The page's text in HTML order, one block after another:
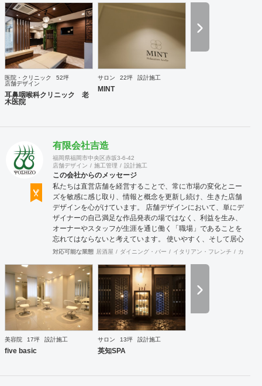
医院・クリニック
52坪
店舗デザイン
耳鼻咽喉科クリニック 老
木医院
サロン 22坪 設計施工
MINT
有限会社吉造
福岡県福岡市中央区赤坂3-6-42
店舗デザイン
施工管理 設計施工
この会社からのメッセージ
私たちは直営店舗を経営することで、常に市場の変化とニー
ズを敏感に感じ取り、情報と概念を更新し続け、生きた店舗
デザインを心がけています。 店舗デザインにおいて、単にデ
ザイナーの自己満足な作品発表の場ではなく、利益を生み、
オーナーやスタッフが生涯を通じ働く「職場」であることを
忘れてはならないと考えています。 使いやすく、そして居心
地がよく、時代の流れに左右されない強さを持った店舗デザ
業と開業コンサルティング事業をそなえており、テナント・
出店地選びや資金調達から実践に基づいたサポートが可能で
す。 まずはお気軽に、ご相談ください。
対応可能な業態 居酒屋 ダイニング・バー イタリアン・フレンチ カフェ
美容院 17坪 設計施工
five basic
サロン 13坪 設計施工
英知SPA